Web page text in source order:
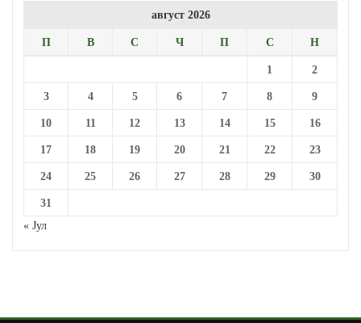
август 2026
П В С Ч П С Н
1 2
3 4 5 6 7 8 9
10 11 12 13 14 15 16
17 18 19 20 21 22 23
24 25 26 27 28 29 30
31
« Јул